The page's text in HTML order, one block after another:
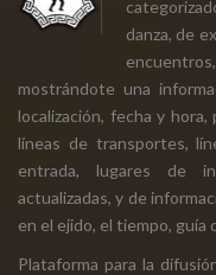
danza, de
mostrándote una
localización, fecha y
líneas de transportes,
entrada, lugares de
actualizadas, y de
en el ejido, el tiempo, guía
Plataforma para la